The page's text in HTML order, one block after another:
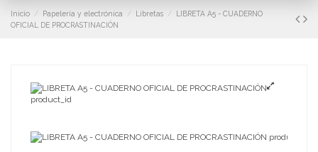
Inicio Papelería y electrónica Libretas
LIBRETA A5 - CUADERNO
OFICIAL DE PROCRASTINACIÓN